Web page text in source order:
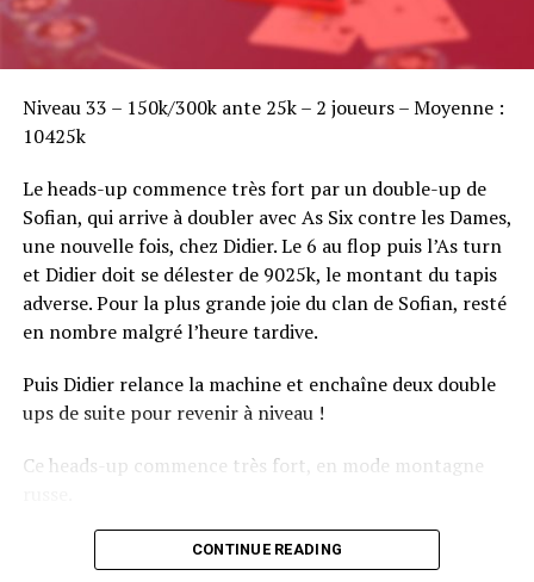
Niveau 33 – 150k/300k ante 25k – 2 joueurs – Moyenne :
10425k
Le heads-up commence très fort par un double-up de
Sofian, qui arrive à doubler avec As Six contre les Dames,
une nouvelle fois, chez Didier. Le 6 au flop puis l’As turn
et Didier doit se délester de 9025k, le montant du tapis
adverse. Pour la plus grande joie du clan de Sofian, resté
en nombre malgré l’heure tardive.
Puis Didier relance la machine et enchaîne deux double
ups de suite pour revenir à niveau !
Ce heads-up commence très fort, en mode montagne
Le champagne va réchauffer si les deux finalistes ne se décident pas !
CONTINUE READING